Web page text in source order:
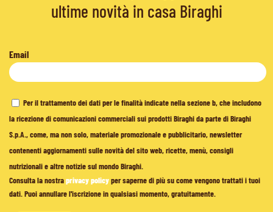
ultime novità in casa Biraghi
Email
Per il trattamento dei dati per le finalità indicate nella sezione b, che includono
la ricezione di comunicazioni commerciali sui prodotti Biraghi da parte di Biraghi
S.p.A., come, ma non solo, materiale promozionale e pubblicitario, newsletter
contenenti aggiornamenti sulle novità del sito web, ricette, menù, consigli
nutrizionali e altre notizie sul mondo Biraghi.
Consulta la nostraprivacy policyper saperne di più su come vengono trattati i tuoi
dati. Puoi annullare l'iscrizione in qualsiasi momento, gratuitamente.